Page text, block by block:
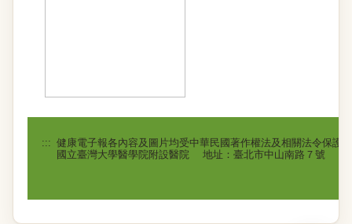
::: 健康電子報各內容及圖片均受中華民國著作權法及相關法令保護
國立臺灣大學醫學院附設醫院 地址：臺北市中山南路７號 電